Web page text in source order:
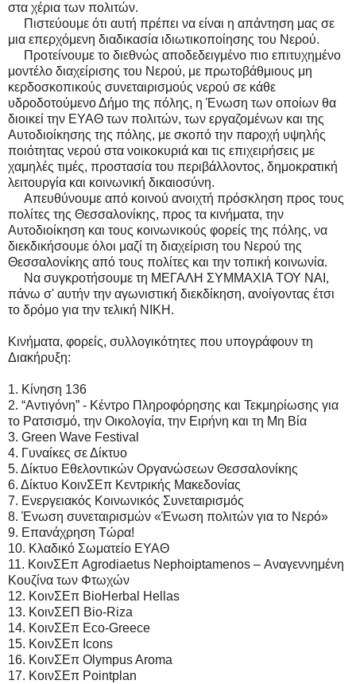
στα χέρια των πολιτών.
Πιστεύουμε ότι αυτή πρέπει να είναι η απάντηση μας σε
μια επερχόμενη διαδικασία ιδιωτικοποίησης του Νερού.
Προτείνουμε το διεθνώς αποδεδειγμένο πιο επιτυχημένο
μοντέλο διαχείρισης του Νερού, με πρωτοβάθμιους μη
κερδοσκοπικούς συνεταιρισμούς νερού σε κάθε
υδροδοτούμενο Δήμο της πόλης, η Ένωση των οποίων θα
διοικεί την ΕΥΑΘ των πολιτών, των εργαζομένων και της
Αυτοδιοίκησης της πόλης, με σκοπό την παροχή υψηλής
ποιότητας νερού στα νοικοκυριά και τις επιχειρήσεις με
χαμηλές τιμές, προστασία του περιβάλλοντος, δημοκρατική
λειτουργία και κοινωνική δικαιοσύνη.
Απευθύνουμε από κοινού ανοιχτή πρόσκληση προς τους
πολίτες της Θεσσαλονίκης, προς τα κινήματα, την
Αυτοδιοίκηση και τους κοινωνικούς φορείς της πόλης, να
διεκδικήσουμε όλοι μαζί τη διαχείριση του Νερού της
Θεσσαλονίκης από τους πολίτες και την τοπική κοινωνία.
Να συγκροτήσουμε τη ΜΕΓΑΛΗ ΣΥΜΜΑΧΙΑ ΤΟΥ ΝΑΙ,
πάνω σ' αυτήν την αγωνιστική διεκδίκηση, ανοίγοντας έτσι
το δρόμο για την τελική ΝΙΚΗ.
Κινήματα, φορείς, συλλογικότητες που υπογράφουν τη
Διακήρυξη:
1. Κίνηση 136
2. “Αντιγόνη” - Κέντρο Πληροφόρησης και Τεκμηρίωσης για
το Ρατσισμό, την Οικολογία, την Ειρήνη και τη Μη Βία
3. Green Wave Festival
4. Γυναίκες σε Δίκτυο
5. Δίκτυο Εθελοντικών Οργανώσεων Θεσσαλονίκης
6. Δίκτυο ΚοινΣΕπ Κεντρικής Μακεδονίας
7. Ενεργειακός Κοινωνικός Συνεταιρισμός
8. Ένωση συνεταιρισμών «Ένωση πολιτών για το Νερό»
9. Επανάχρηση Τώρα!
10. Κλαδικό Σωματείο ΕΥΑΘ
11. ΚοινΣΕπ Agrodiaetus Nephoiptamenos – Αναγεννημένη
Κουζίνα των Φτωχών
12. ΚοινΣΕπ BioHerbal Hellas
13. ΚοινΣΕΠ Bio-Riza
14. ΚοινΣΕπ Eco-Greece
15. ΚοινΣΕπ Icons
16. ΚοινΣΕπ Olympus Aroma
17. ΚοινΣΕπ Pointplan